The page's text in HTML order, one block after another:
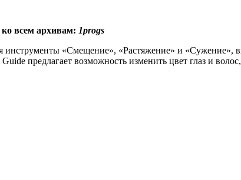
всем архивам: 1progs
«Смещение», «Растяжение» и «Сужение»,
предлагает возможность изменить цвет глаз и